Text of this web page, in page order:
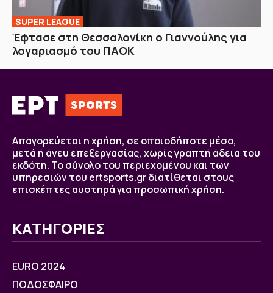
SUPER LEAGUE
Έφτασε στη Θεσσαλονίκη ο Γιαννούλης για
λογαριασμό του ΠΑΟΚ
Απαγορεύεται η χρήση, σε οποιοδήποτε μέσο,
μετά ή άνευ επεξεργασίας, χωρίς γραπτή άδεια του
εκδότη. Το σύνολο του περιεχομένου και των
υπηρεσιών του ertsports.gr διατίθεται στους
επισκέπτες αυστηρά για προσωπική χρήση.
ΚΑΤΗΓΟΡΙΕΣ
EURO 2024
ΠΟΔΟΣΦΑΙΡΟ